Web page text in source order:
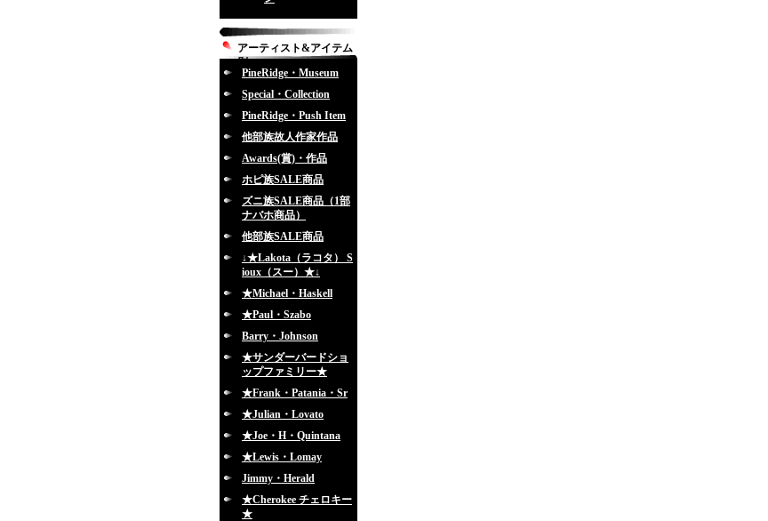
アーティスト&アイテム
別
PineRidge・Museum
Special・Collection
PineRidge・Push Item
他部族故人作家作品
Awards(賞)・作品
ホピ族SALE商品
ズニ族SALE商品（1部
ナバホ商品）
他部族SALE商品
↓★Lakota（ラコタ） S
ioux（スー）★↓
★Michael・Haskell
★Paul・Szabo
Barry・Johnson
★サンダーバードショ
ップファミリー★
★Frank・Patania・Sr
★Julian・Lovato
★Joe・H・Quintana
★Lewis・Lomay
Jimmy・Herald
★Cherokee チェロキー
★